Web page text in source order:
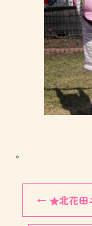
。
← ★北花田